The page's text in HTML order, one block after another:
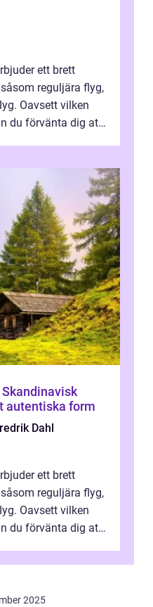
ett brett
reguljära flyg,
Oavsett vilken
du förvänta dig att
autentiska form
Dahl
ett brett
reguljära flyg,
Oavsett vilken
du förvänta dig att
2025